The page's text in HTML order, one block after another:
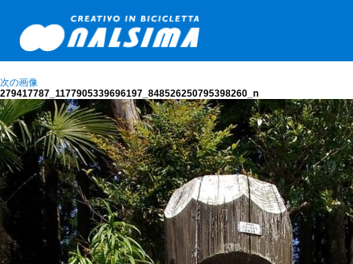
次の画像
279417787_1177905339696197_848526250795398260_n